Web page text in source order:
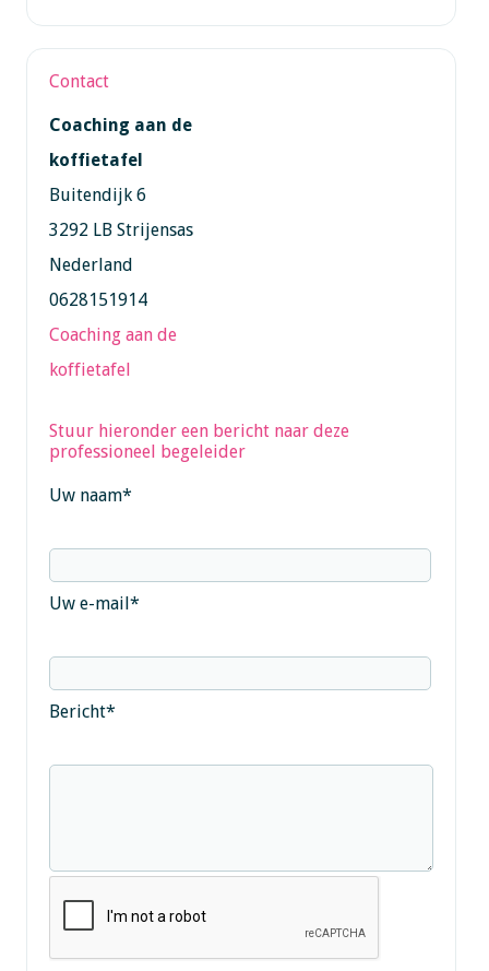
Contact
Coaching aan de
koffietafel
Buitendijk 6
3292 LB Strijensas
Nederland
0628151914
Coaching aan de
koffietafel
Stuur hieronder een bericht naar deze
professioneel begeleider
Uw naam*
Uw e-mail*
Bericht*